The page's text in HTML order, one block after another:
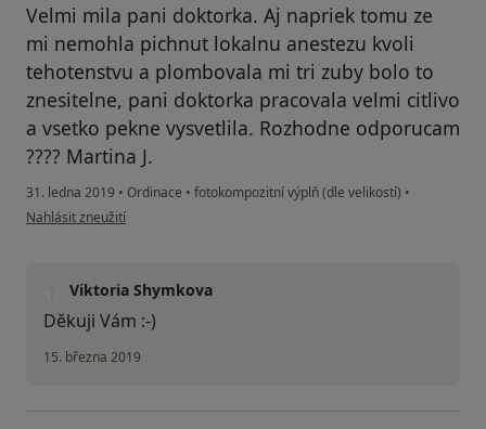
Velmi mila pani doktorka. Aj napriek tomu ze
mi nemohla pichnut lokalnu anestezu kvoli
tehotenstvu a plombovala mi tri zuby bolo to
znesitelne, pani doktorka pracovala velmi citlivo
a vsetko pekne vysvetlila. Rozhodne odporucam
???? Martina J.
31. ledna 2019 • Ordinace • fotokompozitní výplň (dle velikostí) •
podle názoru uživatele martina.mikloskova89
Nahlásit zneužití
Viktoria Shymkova
Děkuji Vám :-)
15. března 2019